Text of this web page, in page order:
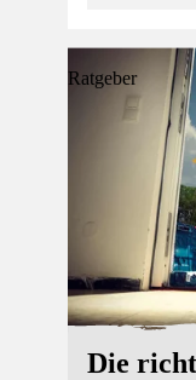
Ratgeber
Die